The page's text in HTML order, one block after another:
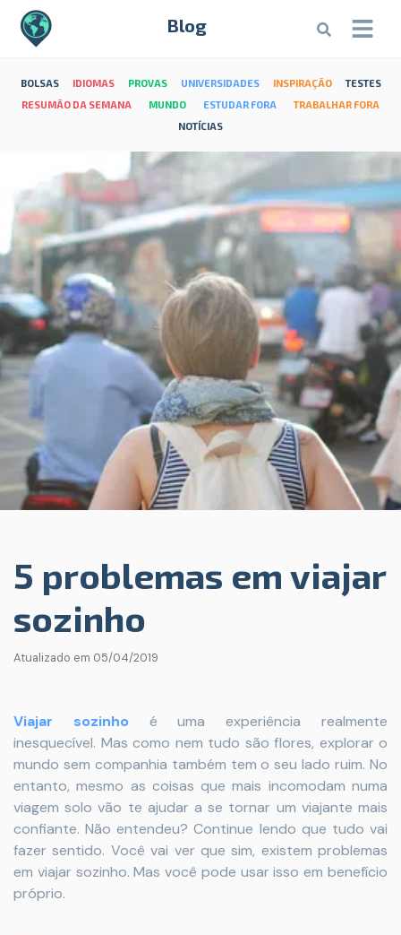
Blog
BOLSAS IDIOMAS PROVAS UNIVERSIDADES INSPIRAÇÃO
TESTES
RESUMÃO DA SEMANA
MUNDO ESTUDAR FORA
TRABALHAR FORA
NOTÍCIAS
5 problemas em viajar
sozinho
Atualizado em 05/04/2019
Viajar sozinho
é uma experiência realmente
inesquecível. Mas como nem tudo são flores, explorar o
mundo sem companhia também tem o seu lado ruim. No
entanto, mesmo as coisas que mais incomodam numa
viagem solo vão te ajudar a se tornar um viajante mais
confiante. Não entendeu? Continue lendo que tudo vai
fazer sentido. Você vai ver que sim, existem problemas
em viajar sozinho. Mas você pode usar isso em benefício
próprio.